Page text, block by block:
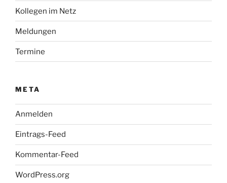
Kollegen im Netz
Meldungen
Termine
META
Anmelden
Eintrags-Feed
Kommentar-Feed
WordPress.org